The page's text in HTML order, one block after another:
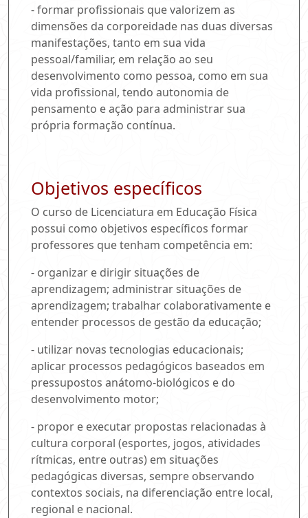
- formar profissionais que valorizem as
dimensões da corporeidade nas duas diversas
manifestações, tanto em sua vida
pessoal/familiar, em relação ao seu
desenvolvimento como pessoa, como em sua
vida profissional, tendo autonomia de
pensamento e ação para administrar sua
própria formação contínua.
Objetivos específicos
O curso de Licenciatura em Educação Física
possui como objetivos específicos formar
professores que tenham competência em:
- organizar e dirigir situações de
aprendizagem; administrar situações de
aprendizagem; trabalhar colaborativamente e
entender processos de gestão da educação;
- utilizar novas tecnologias educacionais;
aplicar processos pedagógicos baseados em
pressupostos anátomo-biológicos e do
desenvolvimento motor;
- propor e executar propostas relacionadas à
cultura corporal (esportes, jogos, atividades
rítmicas, entre outras) em situações
pedagógicas diversas, sempre observando
contextos sociais, na diferenciação entre local,
regional e nacional.